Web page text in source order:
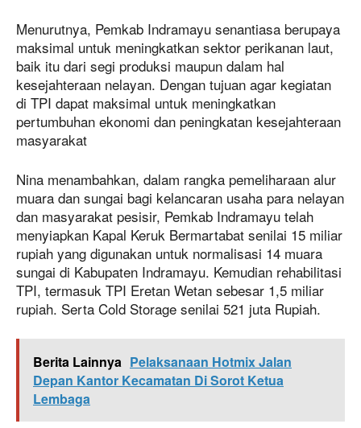
Menurutnya, Pemkab Indramayu senantiasa berupaya
maksimal untuk meningkatkan sektor perikanan laut,
baik itu dari segi produksi maupun dalam hal
kesejahteraan nelayan. Dengan tujuan agar kegiatan
di TPI dapat maksimal untuk meningkatkan
pertumbuhan ekonomi dan peningkatan kesejahteraan
masyarakat
Nina menambahkan, dalam rangka pemeliharaan alur
muara dan sungai bagi kelancaran usaha para nelayan
dan masyarakat pesisir, Pemkab Indramayu telah
menyiapkan Kapal Keruk Bermartabat senilai 15 miliar
rupiah yang digunakan untuk normalisasi 14 muara
sungai di Kabupaten Indramayu. Kemudian rehabilitasi
TPI, termasuk TPI Eretan Wetan sebesar 1,5 miliar
rupiah. Serta Cold Storage senilai 521 juta Rupiah.
Berita Lainnya Pelaksanaan Hotmix Jalan
Depan Kantor Kecamatan Di Sorot Ketua
Lembaga